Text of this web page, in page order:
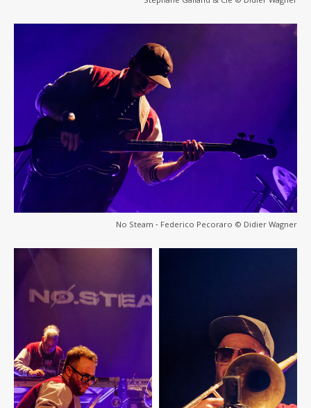
No Steam ‐ Federico Pecoraro © Didier Wagner